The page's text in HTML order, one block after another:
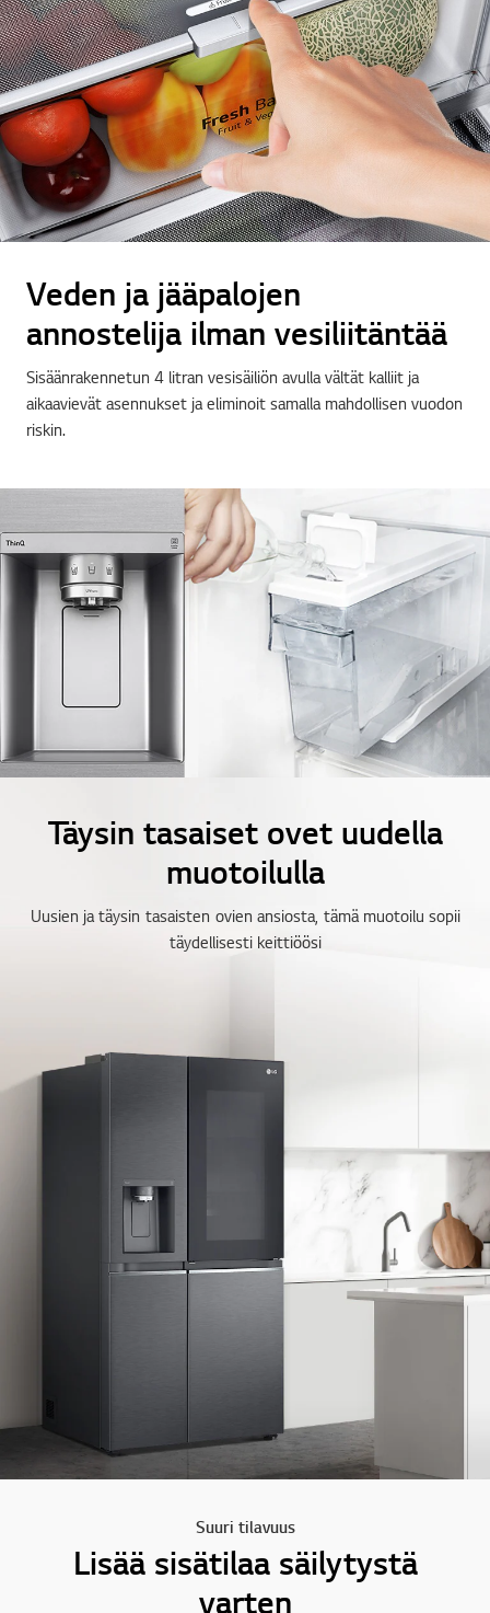
Veden ja jääpalojen
annostelija ilman vesiliitäntää
Sisäänrakennetun 4 litran vesisäiliön avulla vältät kalliit ja
aikaavievät asennukset ja eliminoit samalla mahdollisen vuodon
riskin.
Täysin tasaiset ovet uudella
muotoilulla
Uusien ja täysin tasaisten ovien ansiosta, tämä muotoilu sopii
täydellisesti keittiöösi
Suuri tilavuus
Lisää sisätilaa säilytystä
varten